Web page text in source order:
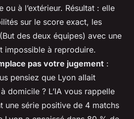
ou à l’extérieur. Résultat : elle
sur le score exact, les
des deux équipes) avec une
impossible à reproduire.
pas votre jugement :
pensiez que Lyon allait
domicile ? L’IA vous rappelle
une série positive de 4 matchs